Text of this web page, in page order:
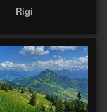
Rigi